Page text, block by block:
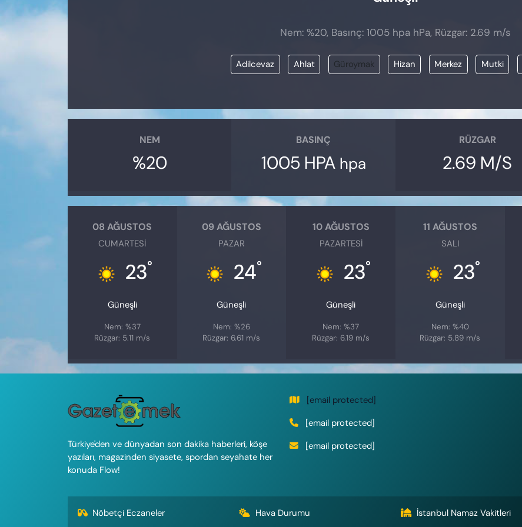
Nem: %20, Basınç: 1005 hpa hPa, Rüzgar: 2.69 m/s
Adilcevaz Ahlat Güroymak Hizan Merkez Mutki
NEM
%20
BASINÇ
1005 HPA hpa
RÜZGAR
2.69 M/S
08 AĞUSTOS
CUMARTESI
23°
Güneşli
Nem: %37
Rüzgar: 5.11 m/s
09 AĞUSTOS
PAZAR
24°
Güneşli
Nem: %26
Rüzgar: 6.61 m/s
10 AĞUSTOS
PAZARTESI
23°
Güneşli
Nem: %37
Rüzgar: 6.19 m/s
11 AĞUSTOS
SALI
23°
Güneşli
Nem: %40
Rüzgar: 5.89 m/s
Türkiye'den ve dünyadan son dakika haberleri, köşe
yazıları, magazinden siyasete, spordan seyahate her
konuda Flow!
[email protected]
[email protected]
[email protected]
Nöbetçi Eczaneler Hava Durumu İstanbul Namaz Vakitleri
KADIN
VAN VE DİYARBAKIR HABERLERİ